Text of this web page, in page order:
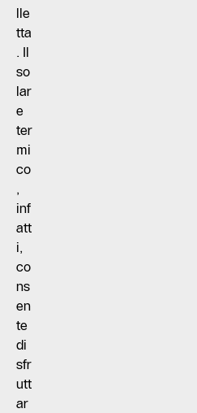
lle
tta
. Il
so
lar
e
ter
mi
co
,
inf
att
i,
co
ns
en
te
di
sfr
utt
ar